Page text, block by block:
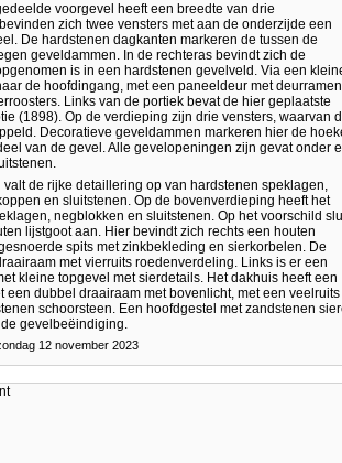
voorgevel heeft een breedte van drie
zich twee vensters met aan de onderzijde een
De hardstenen dagkanten markeren de tussen de
geveldammen. In de rechteras bevindt zich de
is in een hardstenen gevelveld. Via een
de hoofdingang, met een paneeldeur met deurramen
Links van de portiek bevat de hier geplaatste
(1898). Op de verdieping zijn drie vensters, waarvan
Decoratieve geveldammen markeren hier de
van de gevel. Alle gevelopeningen zijn gevat onder
de rijke detaillering op van hardstenen speklagen,
en sluitstenen. Op de bovenverdieping heeft het
negblokken en sluitstenen. Op het voorschild
lijstgoot aan. Hier bevindt zich rechts een houten
spits met zinkbekleding en sierkorbelen. De
met vierruits roedenverdeling. Links is er een
kleine topgevel met sierdetails. Het dakhuis heeft een
een dubbel draairaam met bovenlicht, met een
schoorsteen. Een hoofdgestel met zandstenen
gevelbeëindiging.
12 november 2023